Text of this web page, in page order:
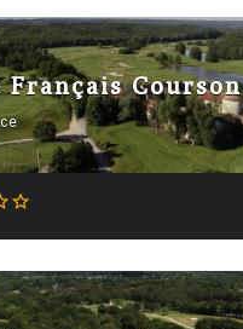
Français Courson